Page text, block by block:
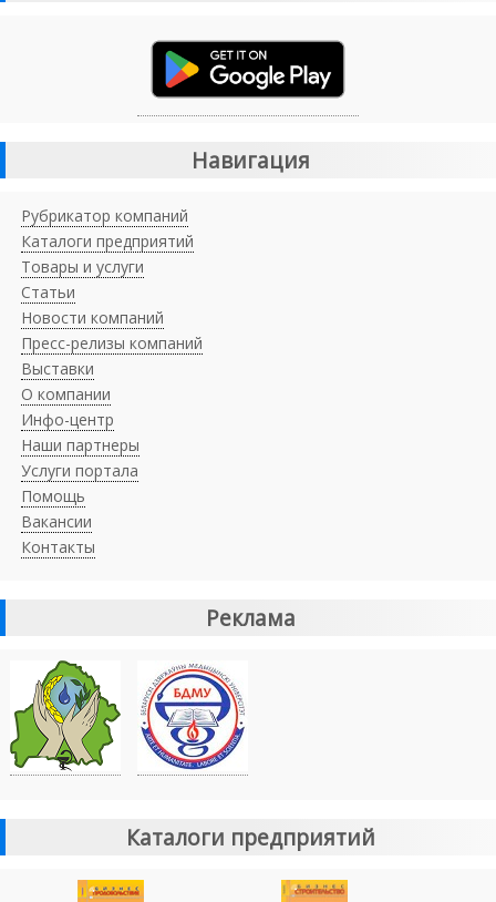
Навигация
Рубрикатор компаний
Каталоги предприятий
Товары и услуги
Статьи
Новости компаний
Пресс-релизы компаний
Выставки
О компании
Инфо-центр
Наши партнеры
Услуги портала
Помощь
Вакансии
Контакты
Реклама
Каталоги предприятий